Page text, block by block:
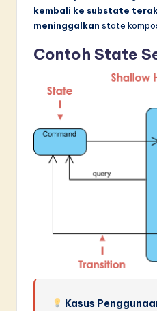
kembali ke substate
meninggalkan state
Contoh State
Kasus